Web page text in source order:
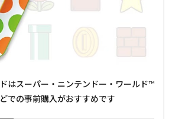
はスーパー・ニンテンドー・ワールド™
での事前購入がおすすめです